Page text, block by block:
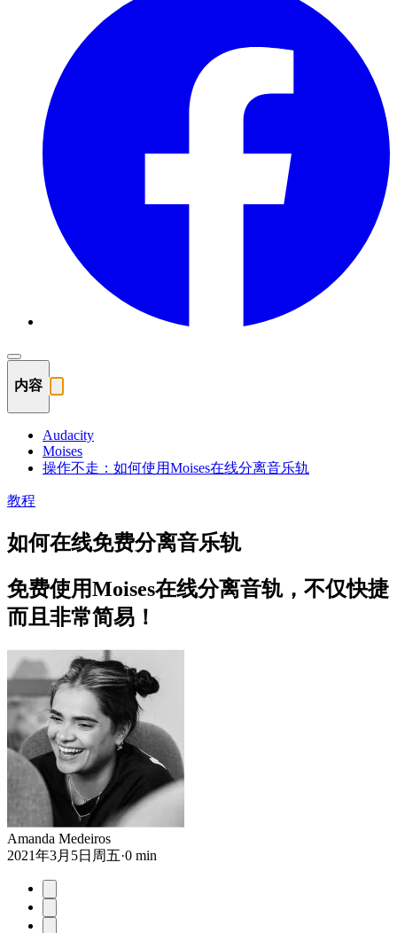
内容
Audacity
Moises
操作不走：如何使用Moises在线分离音乐轨
教程
如何在线免费分离音乐轨
免费使用Moises在线分离音轨，不仅快捷
而且非常简易！
Amanda Medeiros
2021年3月5日周五·0 min